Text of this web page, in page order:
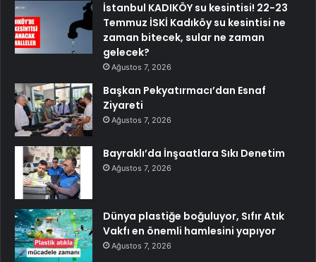
İstanbul KADIKÖY su kesintisi! 22-23
Temmuz İSKİ Kadıköy su kesintisi ne
zaman bitecek, sular ne zaman
gelecek?
Ağustos 7, 2026
Başkan Pekyatırmacı’dan Esnaf
Ziyareti
Ağustos 7, 2026
Bayraklı’da İnşaatlara Sıkı Denetim
Ağustos 7, 2026
Dünya plastiğe boğuluyor, Sıfır Atık
Vakfı en önemli hamlesini yapıyor
Ağustos 7, 2026